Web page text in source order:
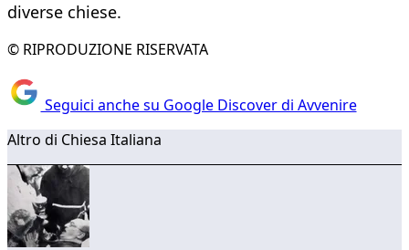
diverse chiese.
© RIPRODUZIONE RISERVATA
Seguici anche su Google Discover di Avvenire
Altro di Chiesa Italiana